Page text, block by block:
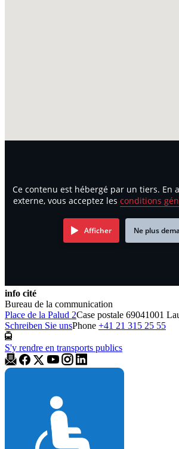
Ce contenu est hébergé par un tiers. En
externe, vous acceptez les conditions
Afficher Ne plus
info cité
Bureau de la communication
Place de la Palud 2Case postale 69041001
Schreiben Sie unsPhone +41 21 315 25 55
S'y rendre en transports publics